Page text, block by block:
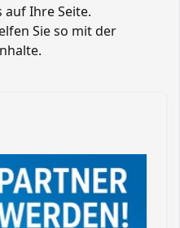
auf Ihre Seite.
Sie so mit der